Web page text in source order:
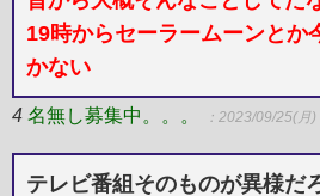
19時からセーラームーンとか
かない
4 名無し募集中。。。 ：2023/09/25(月
テレビ番組そのものが異様だ